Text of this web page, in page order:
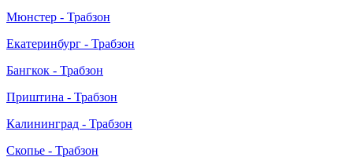
Мюнстер - Трабзон
Екатеринбург - Трабзон
Бангкок - Трабзон
Приштина - Трабзон
Калининград - Трабзон
Скопье - Трабзон